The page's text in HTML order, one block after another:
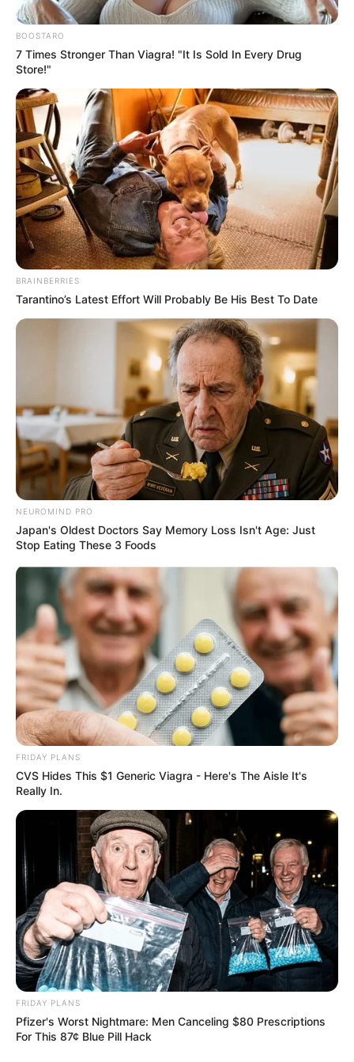
Posted
in
Friss hírek
Ő Vanda, a pénteki lovasbaleset
halálos áldozata. Még csak 20
éves volt.
by Szerző • July 5, 2026
BOOSTARO
7 Times Stronger Than Viagra! "It Is Sold In Every Drug
Store!"
BRAINBERRIES
Tarantino’s Latest Effort Will Probably Be His Best To Date
NEUROMIND PRO
Japan's Oldest Doctors Say Memory Loss Isn't Age: Just
Stop Eating These 3 Foods
FRIDAY PLANS
CVS Hides This $1 Generic Viagra - Here's The Aisle It's
Really In.
FRIDAY PLANS
Pfizer's Worst Nightmare: Men Canceling $80 Prescriptions
For This 87¢ Blue Pill Hack